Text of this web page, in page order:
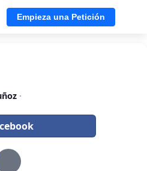
Empieza una Petición
·